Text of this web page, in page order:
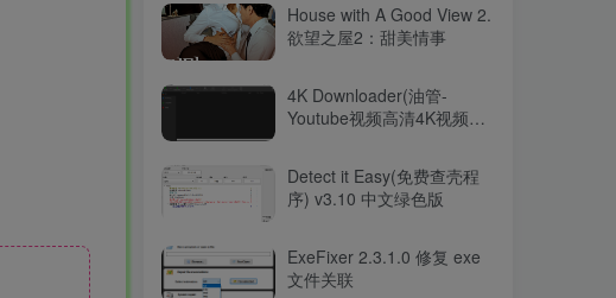
House with A Good View 2.
欲望之屋2：甜美情事
4K Downloader(油管-
Youtube视频高清4K视频下
Detect it Easy(免费查壳程
序) v3.10 中文绿色版
ExeFixer 2.3.1.0 修复 exe
文件关联